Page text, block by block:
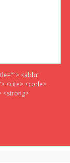
<abbr
<cite> <code>
<strong>